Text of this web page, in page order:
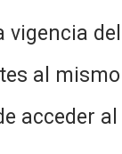
vigencia
al
acceder al